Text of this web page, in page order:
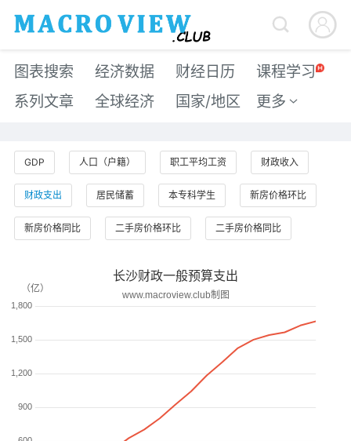


图表搜索 经济数据 财经日历
课程学习
系列文章
全球经济 国家/地区 更多 
GDP 人口（户籍） 职工平均工资 财政收入
财政支出 居民储蓄 本专科学生 新房价格环比
新房价格同比 二手房价格环比 二手房价格同比